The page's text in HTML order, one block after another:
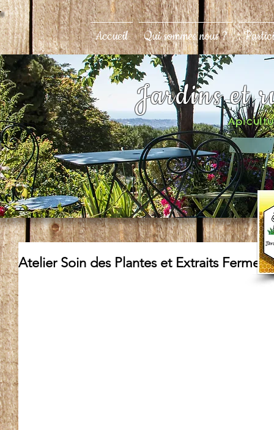
Atelier Soin des Plantes et Extraits
Accueil Qui sommes nous ?
Jardins et